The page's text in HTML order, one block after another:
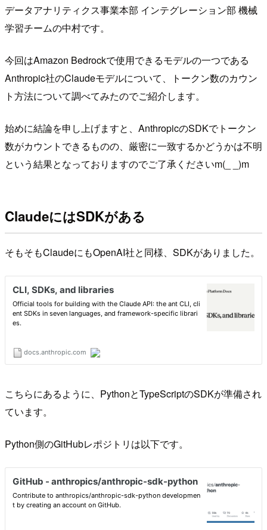
データアナリティクス事業本部 インテグレーション部 機械
学習チームの中村です。
今回はAmazon Bedrockで使用できるモデルの一つである
Anthropic社のClaudeモデルについて、トークン数のカウン
ト方法について調べてみたのでご紹介します。
始めに結論を申し上げますと、AnthropicのSDKでトークン
数がカウントできるものの、厳密に一致するかどうかは不明
という結果となっておりますのでご了承くださいm(_ _)m
ClaudeにはSDKがある
そもそもClaudeにもOpenAI社と同様、SDKがありました。
こちらにあるように、PythonとTypeScriptのSDKが準備され
ています。
Python側のGitHubレポジトリは以下です。